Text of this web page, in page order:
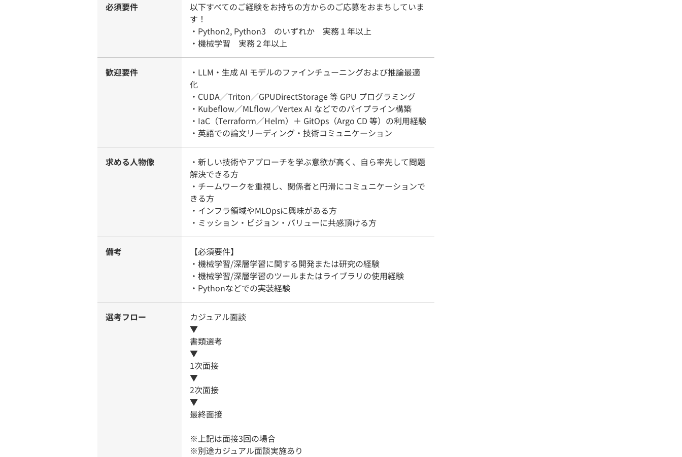
必須要件
以下すべてのご経験をお持ちの方からのご応募をおまちしていま
す！
・Python2, Python3 のいずれか 実務１年以上
・機械学習 実務２年以上
歓迎要件
・LLM・生成 AI モデルのファインチューニングおよび推論最適
化
・CUDA／Triton／GPUDirectStorage 等 GPU プログラミング
・Kubeflow／MLflow／Vertex AI などでのパイプライン構築
・IaC（Terraform／Helm）＋ GitOps（Argo CD 等）の利用経験
・英語での論文リーディング・技術コミュニケーション
求める人物像
・新しい技術やアプローチを学ぶ意欲が高く、自ら率先して問題
解決できる方
・チームワークを重視し、関係者と円滑にコミュニケーションで
きる方
・インフラ領域やMLOpsに興味がある方
・ミッション・ビジョン・バリューに共感頂ける方
備考
【必須要件】
・機械学習/深層学習に関する開発または研究の経験
・機械学習/深層学習のツールまたはライブラリの使用経験
・Pythonなどでの実装経験
選考フロー
カジュアル面談
▼
書類選考
▼
1次面接
▼
2次面接
▼
最終面接
※上記は面接3回の場合
※別途カジュアル面談実施あり